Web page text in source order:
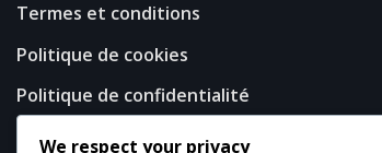
Termes et conditions
Politique de cookies
Politique de confidentialité
We respect your privacy